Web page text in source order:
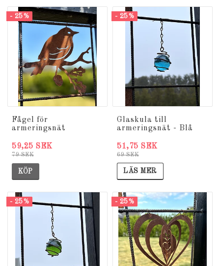
- 25%
Fågel för
armeringsnät
79 SEK
59,25 SEK
KÖP
- 25%
Glaskula till
armeringsnät - Blå
69 SEK
51,75 SEK
LÄS MER
- 25% - 25%